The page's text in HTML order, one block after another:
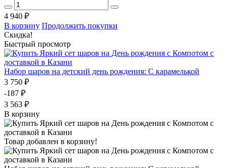
4 940 ₽
В корзину Продолжить покупки
Скидка!
Быстрый просмотр
Набор шаров на детский день рождения: С карамелькой
3 750 ₽
-187 ₽
3 563 ₽
В корзину
Товар добавлен в корзину!